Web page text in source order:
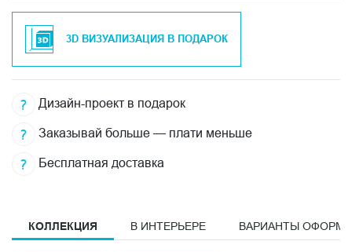
3D ВИЗУАЛИЗАЦИЯ В ПОДАРОК
Дизайн-проект в подарок
Заказывай больше — плати меньше
Бесплатная доставка
КОЛЛЕКЦИЯ В ИНТЕРЬЕРЕ ВАРИАНТЫ